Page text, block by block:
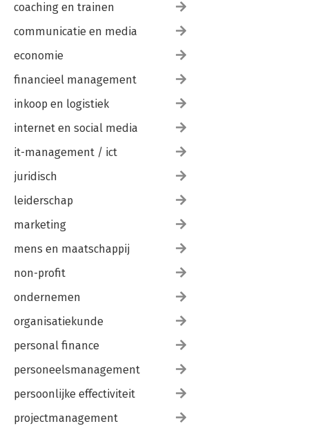
coaching en trainen
communicatie en media
economie
financieel management
inkoop en logistiek
internet en social media
it-management / ict
juridisch
leiderschap
marketing
mens en maatschappij
non-profit
ondernemen
organisatiekunde
personal finance
personeelsmanagement
persoonlijke effectiviteit
projectmanagement